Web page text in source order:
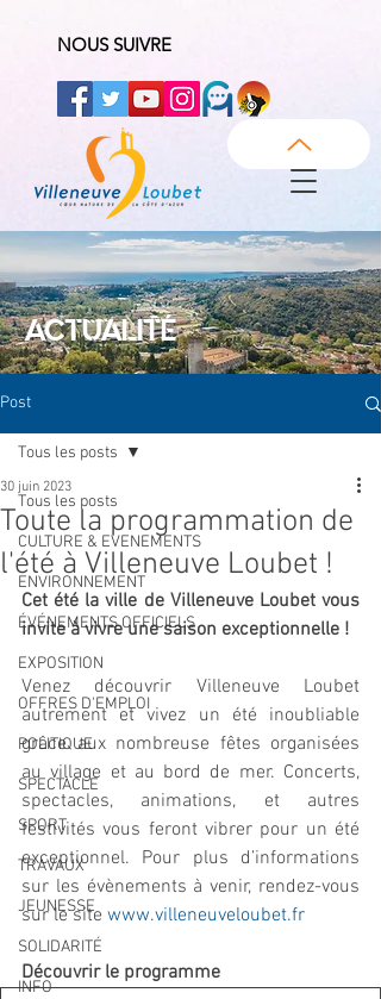
NOUS SUIVRE
ACTUALITÉ
Post
Tous les posts
CULTURE & EVENEMENTS
ENVIRONNEMENT
ÉVÉNEMENTS OFFICIELS
EXPOSITION
OFFRES D'EMPLOI
POLITIQUE
SPECTACLE
SPORT
TRAVAUX
JEUNESSE
SOLIDARITÉ
INFO
Tous les posts
Toute la programmation de
l'été à Villeneuve Loubet !
30 juin 2023
Cet été la ville de Villeneuve Loubet vous
invite à vivre une saison exceptionnelle !
Venez découvrir Villeneuve Loubet
autrement et vivez un été inoubliable
grâce aux nombreuse fêtes organisées
au village et au bord de mer. Concerts,
spectacles, animations, et autres
festivités vous feront vibrer pour un été
exceptionnel. Pour plus d’informations
sur les évènements à venir, rendez-vous
sur le site www.villeneuveloubet.fr
Découvrir le programme